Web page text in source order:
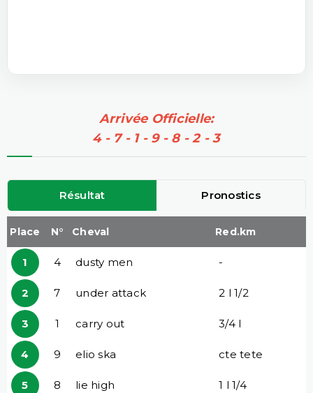
Arrivée Officielle:
4 - 7 - 1 - 9 - 8 - 2 - 3
Résultat Pronostics
Place N° Cheval Red.km
1 4 dusty men -
2 7 under attack 2 l 1/2
3 1 carry out 3/4 l
4 9 elio ska cte tete
5 8 lie high 1 l 1/4